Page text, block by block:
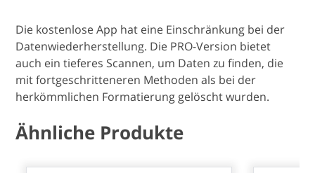
Die kostenlose App hat eine Einschränkung bei der
Datenwiederherstellung. Die PRO-Version bietet
auch ein tieferes Scannen, um Daten zu finden, die
mit fortgeschritteneren Methoden als bei der
herkömmlichen Formatierung gelöscht wurden.
Ähnliche Produkte